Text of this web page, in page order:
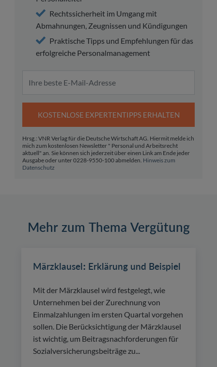
Rechtssicherheit im Umgang mit
Abmahnungen, Zeugnissen und Kündigungen
Praktische Tipps und Empfehlungen für das
erfolgreiche Personalmanagement
KOSTENLOSE EXPERTENTIPPS ERHALTEN
Hrsg.: VNR Verlag für die Deutsche Wirtschaft AG. Hiermit melde ich
mich zum kostenlosen Newsletter " Personal und Arbeitsrecht
aktuell" an. Sie können sich jederzeit über einen Link am Ende jeder
Ausgabe oder unter 0228-9550-100 abmelden. Hinweis zum
Datenschutz
Mehr zum Thema Vergütung
Märzklausel: Erklärung und Beispiel
Mit der Märzklausel wird festgelegt, wie
Unternehmen bei der Zurechnung von
Einmalzahlungen im ersten Quartal vorgehen
sollen. Die Berücksichtigung der Märzklausel
ist wichtig, um Beitragsnachforderungen für
Sozialversicherungsbeiträge zu...